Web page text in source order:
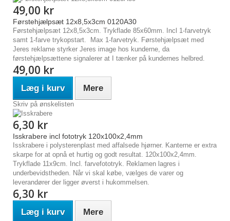
49,00 kr
Førstehjælpsæt 12x8,5x3cm 0120A30
Førstehjælpsæt 12x8,5x3cm. Trykflade 85x60mm. Incl 1-farvetryk
samt 1-farve trykopstart. Max 1-farvetryk. Førstehjælpsæt med
Jeres reklame styrker Jeres image hos kunderne, da
førstehjælpsættene signalerer at I tænker på kundernes helbred.
49,00 kr
Læg i kurv Mere
Skriv på ønskelisten
6,30 kr
Isskrabere incl fototryk 120x100x2,4mm
Isskrabere i polysterenplast med affalsede hjørner. Kanterne er extra
skarpe for at opnå et hurtig og godt resultat. 120x100x2,4mm.
Trykflade 11x9cm. Incl. farvefototryk. Reklamen lagres i
underbevidstheden. Når vi skal købe, vælges de varer og
leverandører der ligger øverst i hukommelsen.
6,30 kr
Læg i kurv Mere